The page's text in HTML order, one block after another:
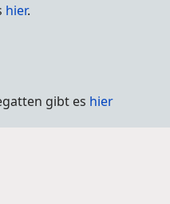
hier.
gibt es hier